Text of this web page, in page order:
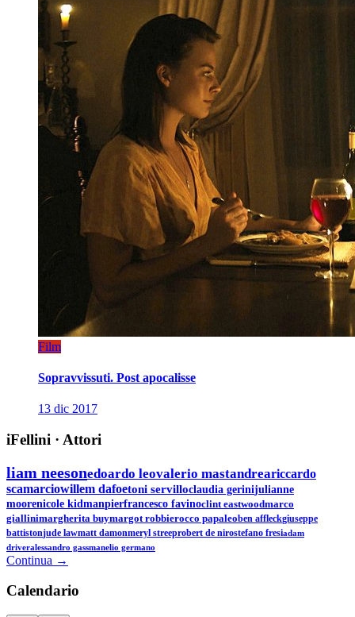
Film
Sopravvissuti. Post apocalisse
13 dic 2017
iFellini · Attori
liam neesonedoardo leovalerio mastandreariccardo
scamarciowillem dafoetoni servilloclaudia gerinijulianne
moorenicole kidmanpierfrancesco favinoclint eastwoodmarco
giallinimargherita buymargot robbierocco papaleoben affleckgiuseppe
battistonjude lawmatt damonmeryl streeprobert de nirostefano fresiadam
driveralessandro gassmanelio germano
Continua →
Calendario